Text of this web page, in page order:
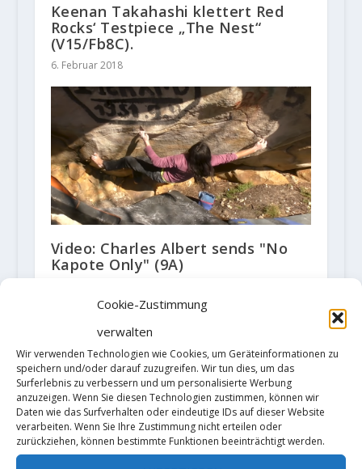
Cookie-Zustimmung
verwalten
Wir verwenden Technologien wie Cookies, um Geräteinformationen zu
speichern und/oder darauf zuzugreifen. Wir tun dies, um das
Surferlebnis zu verbessern und um personalisierte Werbung
anzuzeigen. Wenn Sie diesen Technologien zustimmen, können wir
Daten wie das Surfverhalten oder eindeutige IDs auf dieser Website
verarbeiten. Wenn Sie Ihre Zustimmung nicht erteilen oder
zurückziehen, können bestimmte Funktionen beeinträchtigt werden.
Keenan Takahashi klettert Red
Rocks‘ Testpiece „The Nest“
(V15/Fb8C).
6. Februar 2018
Video: Charles Albert sends "No
Kapote Only" (9A)
TRACKBACKS/PINGBACKS
Alfons Dornauer wiederholt
„Sierra Madre“ Fb8c in Zillertal –
Der Kletterblock- […] seiner